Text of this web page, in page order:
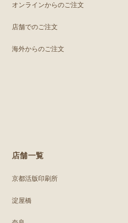
オンラインからのご注文
店舗でのご注文
海外からのご注文
店舗一覧
京都活版印刷所
淀屋橋